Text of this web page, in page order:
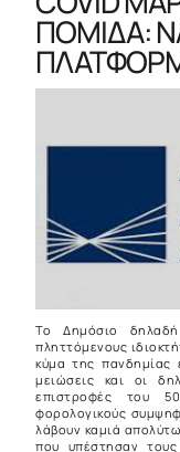
ΠΟΜΙΔΑ:
Το Δημόσιο
πληττόμενους
κύμα της πανδημίας
μειώσεις και οι
επιστροφές του
φορολογικούς
λάβουν καμιά
που υπέστησαν